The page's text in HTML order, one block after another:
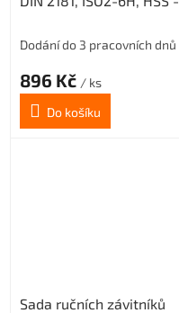
M14x1,5 /0300/
Dodání do 3 pracovních dnů
896 Kč / ks
Do košíku
Sada ručních závitníků